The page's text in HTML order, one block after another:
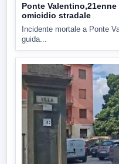
Ponte
omicidio stradale
Incidente mortale a Ponte
guida...